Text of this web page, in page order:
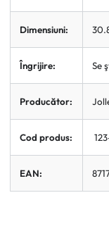
Dimensiuni:
Îngrijire: Se
Producător:
Cod produs:
EAN: